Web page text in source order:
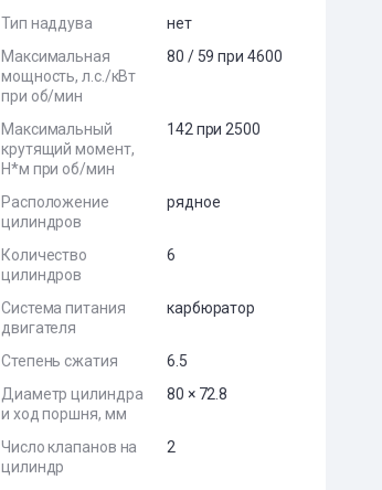
Тип наддува
нет
Максимальная
мощность, л.с./кВт
при об/мин
80 / 59 при 4600
Максимальный
крутящий момент,
Н*м при об/мин
142 при 2500
Расположение
цилиндров
рядное
Количество
цилиндров
6
Система питания
двигателя
карбюратор
Степень сжатия
6.5
Диаметр цилиндра
и ход поршня, мм
80 × 72.8
Число клапанов на
цилиндр
2